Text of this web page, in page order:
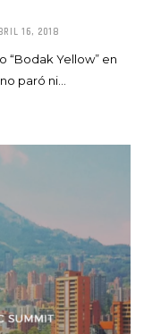
16, 2018
“Bodak Yellow” en
paró ni…